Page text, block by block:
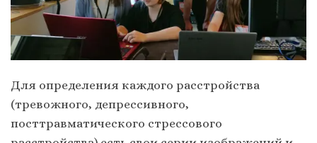
Для определения каждого расстройства
(тревожного, депрессивного,
посттравматического стрессового